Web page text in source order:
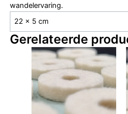
wandelervaring.
22 × 5 cm
Gerelateerde
Dit
heeft
Deze